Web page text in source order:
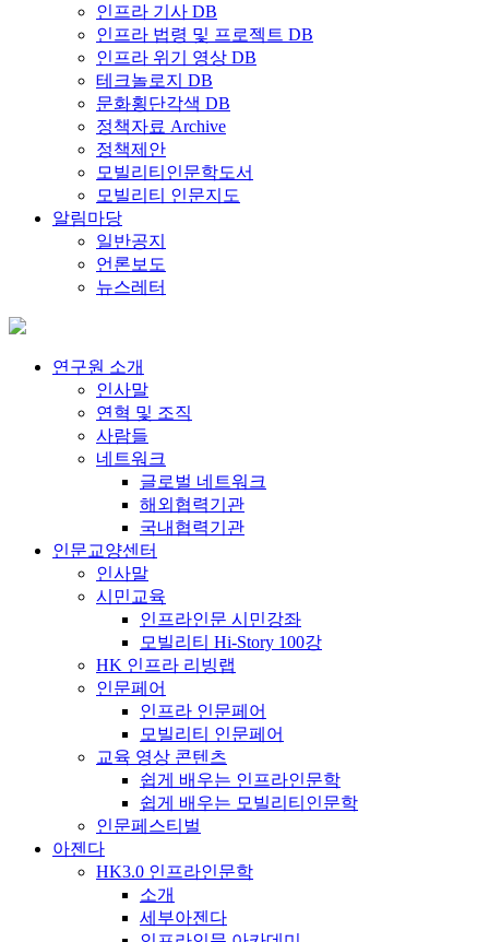
인프라 기사 DB
인프라 법령 및 프로젝트 DB
인프라 위기 영상 DB
테크놀로지 DB
문화횡단각색 DB
정책자료 Archive
정책제안
모빌리티인문학도서
모빌리티 인문지도
알림마당
일반공지
언론보도
뉴스레터
연구원 소개
인사말
연혁 및 조직
사람들
네트워크
글로벌 네트워크
해외협력기관
국내협력기관
인문교양센터
인사말
시민교육
인프라인문 시민강좌
모빌리티 Hi-Story 100강
HK 인프라 리빙랩
인문페어
인프라 인문페어
모빌리티 인문페어
교육 영상 콘텐츠
쉽게 배우는 인프라인문학
쉽게 배우는 모빌리티인문학
인문페스티벌
아젠다
HK3.0 인프라인문학
소개
세부아젠다